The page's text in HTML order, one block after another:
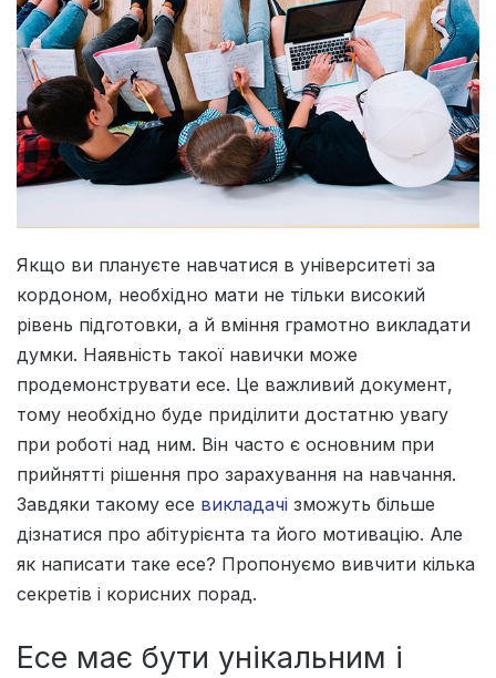
Якщо ви плануєте навчатися в університеті за
кордоном, необхідно мати не тільки високий
рівень підготовки, а й вміння грамотно викладати
думки. Наявність такої навички може
продемонструвати есе. Це важливий документ,
тому необхідно буде приділити достатню увагу
при роботі над ним. Він часто є основним при
прийнятті рішення про зарахування на навчання.
Завдяки такому есе викладачі зможуть більше
дізнатися про абітурієнта та його мотивацію. Але
як написати таке есе? Пропонуємо вивчити кілька
секретів і корисних порад.
Есе має бути унікальним і